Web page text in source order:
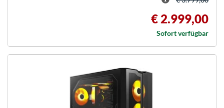
€ 2.999,00
Sofort verfügbar